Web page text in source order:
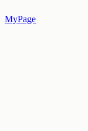
MyPage